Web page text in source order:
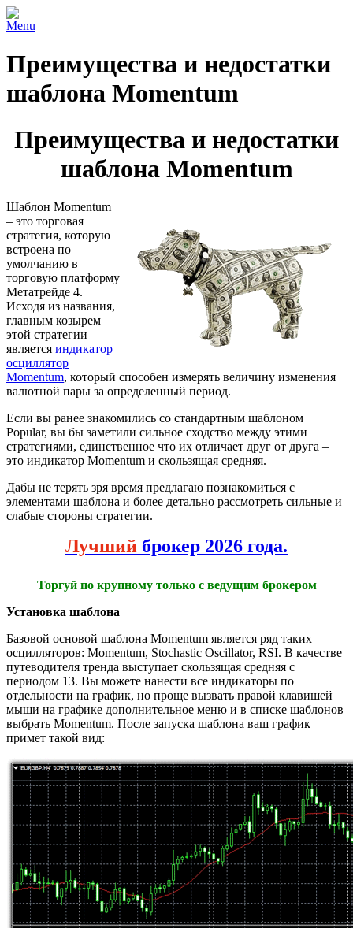
Menu
Преимущества и недостатки
шаблона Momentum
Преимущества и недостатки
шаблона Momentum
Шаблон Momentum
– это торговая
стратегия, которую
встроена по
умолчанию в
торговую платформу
Метатрейде 4.
Исходя из названия,
главным козырем
этой стратегии
является индикатор
осциллятор
Momentum, который способен измерять величину изменения
валютной пары за определенный период.
Если вы ранее знакомились со стандартным шаблоном
Popular, вы бы заметили сильное сходство между этими
стратегиями, единственное что их отличает друг от друга –
это индикатор Momentum и скользящая средняя.
Дабы не терять зря время предлагаю познакомиться с
элементами шаблона и более детально рассмотреть сильные и
слабые стороны стратегии.
Лучший брокер 2026 года.
Торгуй по крупному только с ведущим брокером
Установка шаблона
Базовой основой шаблона Momentum является ряд таких
осцилляторов: Momentum, Stochastic Oscillator, RSI. В качестве
путеводителя тренда выступает скользящая средняя с
периодом 13. Вы можете нанести все индикаторы по
отдельности на график, но проще вызвать правой клавишей
мыши на графике дополнительное меню и в списке шаблонов
выбрать Momentum. После запуска шаблона ваш график
примет такой вид: